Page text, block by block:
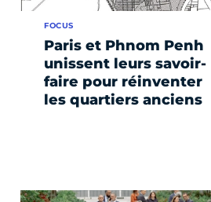
Paris et Phnom Penh
unissent leurs savoir-
faire pour réinventer
les quartiers anciens
FOCUS